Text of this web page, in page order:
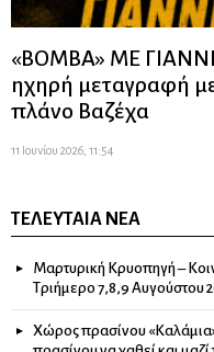
«ΒΟΜΒΑ» ΜΕ
ηχηρή μεταγραφή με
πλάνο Βαζέχα
11 Ιουνίου 2026, 11:54
ΤΕΛΕΥΤΑΊΑ ΝΈΑ
Μαρτυρική Κρυοπηγή –
Τριήμερο 7,8,9 Αυγούστου
Χώρος πρασίνου